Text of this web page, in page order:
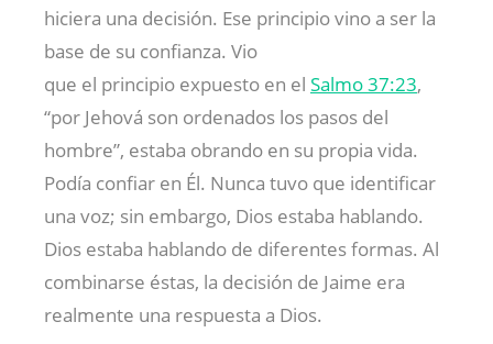
hiciera una decisión. Ese principio vino a ser la
base de su confianza. Vio
que el principio expuesto en el Salmo 37:23,
“por Jehová son ordenados los pasos del
hombre”, estaba obrando en su propia vida.
Podía confiar en Él. Nunca tuvo que identificar
una voz; sin embargo, Dios estaba hablando.
Dios estaba hablando de diferentes formas. Al
combinarse éstas, la decisión de Jaime era
realmente una respuesta a Dios.